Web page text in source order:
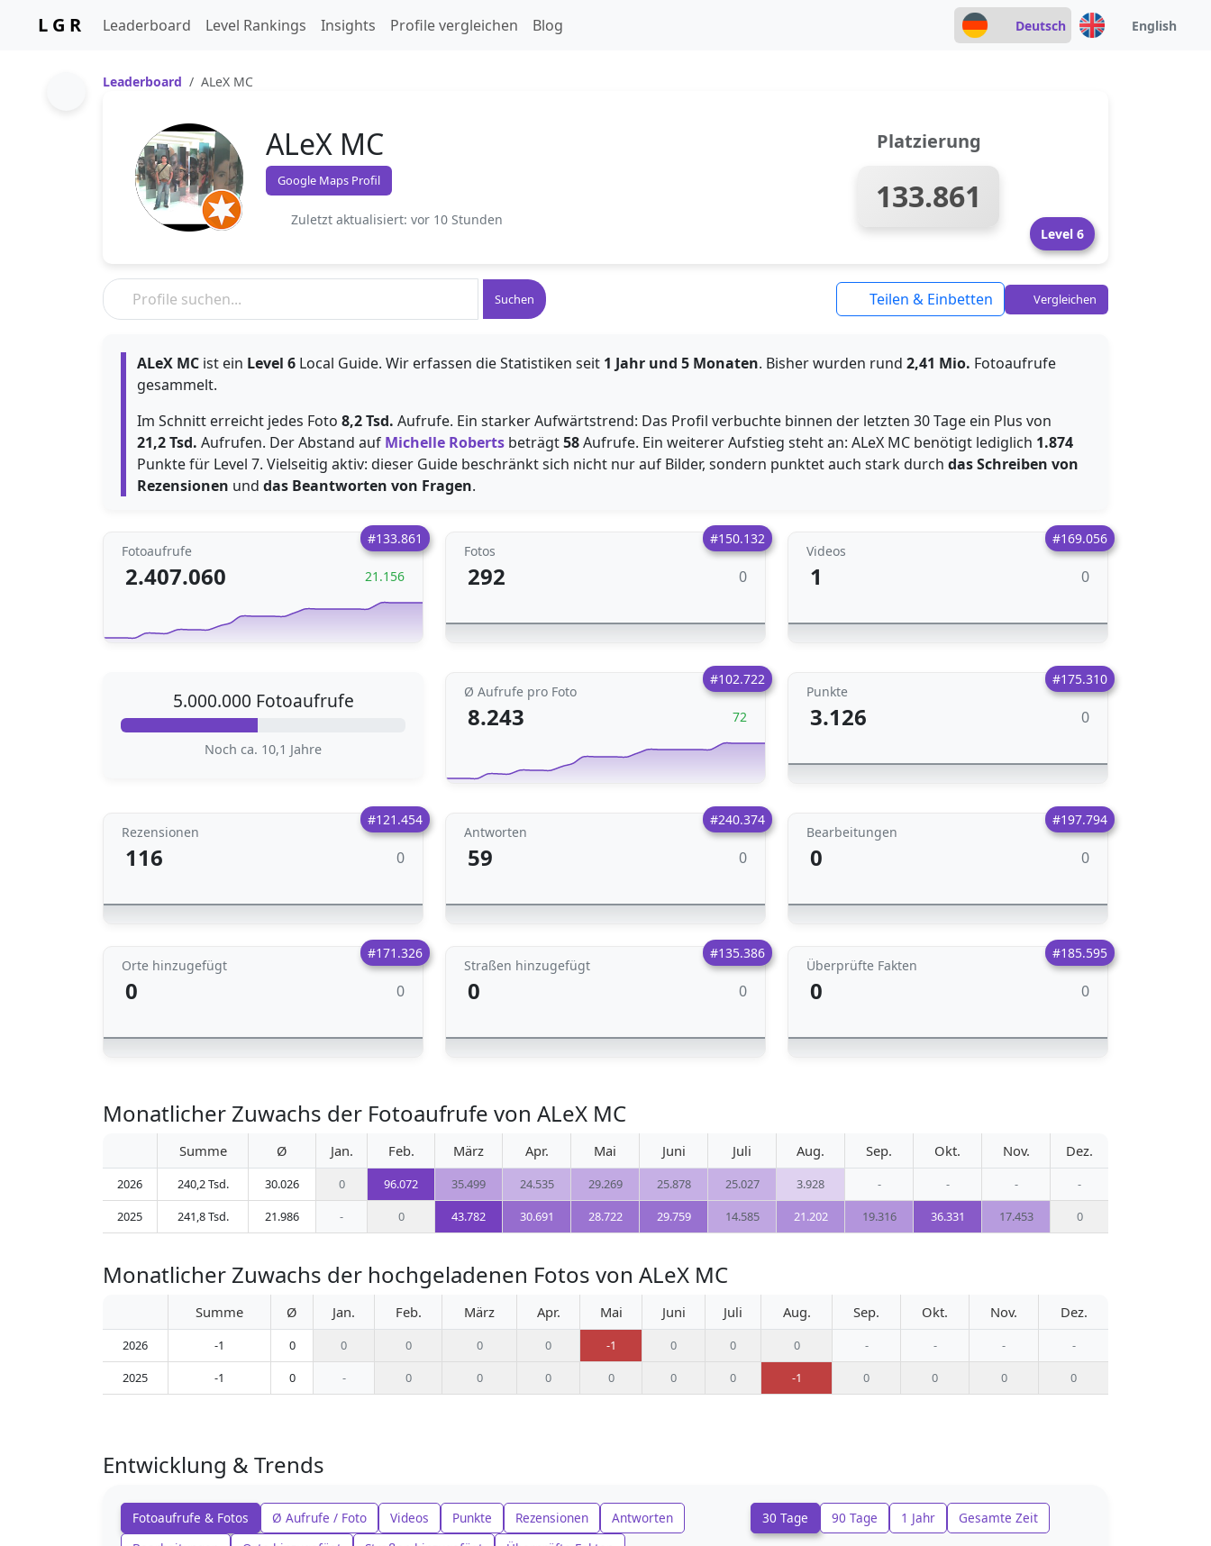
L G R Leaderboard Level Rankings Insights Profile vergleichen Blog Deutsch English
Leaderboard ALeX MC
ALeX MC
Google Maps Profil
Zuletzt aktualisiert: vor 10 Stunden
Platzierung
133.861
Level 6
Suchen Teilen & Einbetten Vergleichen
ALeX MC ist ein Level 6 Local Guide. Wir erfassen die Statistiken seit 1 Jahr und 5 Monaten. Bisher wurden rund 2,41 Mio. Fotoaufrufe
gesammelt.
Im Schnitt erreicht jedes Foto 8,2 Tsd. Aufrufe. Ein starker Aufwärtstrend: Das Profil verbuchte binnen der letzten 30 Tage ein Plus von
21,2 Tsd. Aufrufen. Der Abstand auf Michelle Roberts beträgt58Aufrufe. Ein weiterer Aufstieg steht an: ALeX MC benötigt lediglich 1.874
Punkte für Level 7. Vielseitig aktiv: dieser Guide beschränkt sich nicht nur auf Bilder, sondern punktet auch stark durch das Schreiben von
Rezensionen und das Beantworten von Fragen.
#133.861
Fotoaufrufe
2.407.060 21.156
#150.132
Fotos
292 0
#169.056
Videos
1 0
5.000.000 Fotoaufrufe
Noch ca. 10,1 Jahre
#102.722
Ø Aufrufe pro Foto
8.243 72
#175.310
Punkte
3.126 0
#121.454
Rezensionen
116 0
#240.374
Antworten
59 0
#197.794
Bearbeitungen
0 0
#171.326
Orte hinzugefügt
0 0
#135.386
Straßen hinzugefügt
0 0
#185.595
Überprüfte Fakten
0 0
Monatlicher Zuwachs der Fotoaufrufe von ALeX MC
Summe Ø Jan. Feb. März Apr. Mai Juni Juli Aug. Sep. Okt. Nov. Dez.
2026 240,2 Tsd. 30.026 0 96.072 35.499 24.535 29.269 25.878 25.027 3.928 - - -
-
2025
241,8 Tsd. 21.986 - 0 43.782 30.691 28.722 29.759 14.585 21.202 19.316 36.331 17.453 0
Monatlicher Zuwachs der hochgeladenen Fotos von ALeX MC
Summe Ø Jan. Feb. März Apr. Mai Juni Juli Aug. Sep. Okt. Nov. Dez.
2026 -1 0 0 0 0 0 -1 0 0 0 - - -
-
2025
-1 0 - 0 0 0 0 0 0 -1 0 0 0 0
Entwicklung & Trends
Fotoaufrufe & Fotos Ø Aufrufe / Foto Videos Punkte Rezensionen
Antworten
30 Tage 90 Tage 1 Jahr Gesamte Zeit